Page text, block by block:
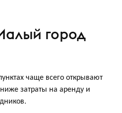
город
чаще всего открывают
затраты на аренду и